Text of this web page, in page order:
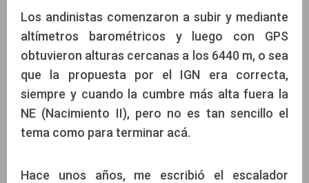
Los andinistas comenzaron a subir y mediante
altímetros barométricos y luego con GPS
obtuvieron alturas cercanas a los 6440 m, o sea
que la propuesta por el IGN era correcta,
siempre y cuando la cumbre más alta fuera la
NE (Nacimiento II), pero no es tan sencillo el
tema como para terminar acá.
Hace unos años, me escribió el escalador